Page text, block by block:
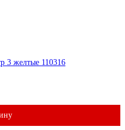
3 желтые 110316